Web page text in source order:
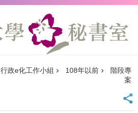
行政e化工作小組 108年以前
階段專
案